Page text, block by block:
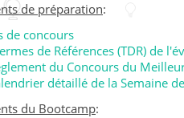
de préparation:
de concours
de Références (TDR) de
du Concours du
détaillé de la Semaine
du Bootcamp: